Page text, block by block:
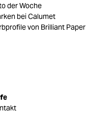
der Woche
bei Calumet
von Brilliant Paper